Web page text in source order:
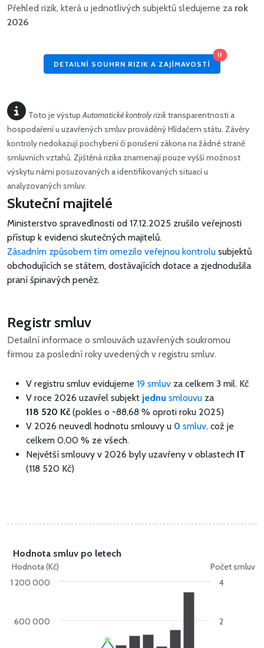
Přehled rizik, která u jednotlivých subjektů sledujeme za rok
2026
DETAILNÍ SOUHRN RIZIK A ZAJÍMAVOSTÍ
!!
Toto je výstupAutomatické kontroly riziktransparentnosti a
hospodaření u uzavřených smluv prováděný Hlídačem státu. Závěry
kontroly nedokazují pochybení či porušení zákona na žádné straně
smluvních vztahů. Zjištěná rizika znamenají pouze vyšší možnost
výskytu námi posuzovaných a identifikovaných situací u
analyzovaných smluv.
Skuteční majitelé
Ministerstvo spravedlnosti od 17.12.2025 zrušilo veřejnosti
přístup k evidenci skutečných majitelů.
Zásadním způsobem tím omezilo veřejnou kontrolu subjektů
obchodujících se státem, dostávajících dotace a zjednodušila
praní špinavých peněz.
Registr smluv
Detailní informace o smlouvách uzavřených soukromou
firmou za poslední roky uvedených v registru smluv.
V registru smluv evidujeme 19 smluv za celkem 3 mil. Kč
V roce 2026 uzavřel subjekt jednu smlouvu za
118 520 Kč (pokles o -88,68 % oproti roku 2025)
V 2026 neuvedl hodnotu smlouvy u 0 smluv, což je
celkem 0,00 % ze všech.
Největší smlouvy v 2026 byly uzavřeny v oblastech IT
(118 520 Kč)
Hodnota (Kč) Počet smluv
Hodnota smluv po letech
600 000
1 200 000
2
4